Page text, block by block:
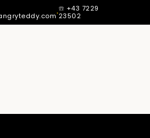
·☎️ +43 7229
23502